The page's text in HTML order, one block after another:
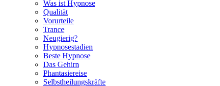
Was ist Hypnose
Qualität
Vorurteile
Trance
Neugierig?
Hypnosestadien
Beste Hypnose
Das Gehirn
Phantasiereise
Selbstheilungskräfte